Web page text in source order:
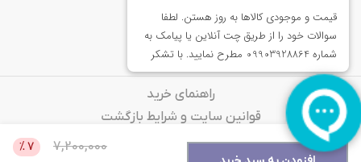
7,200,000
7
%
تماس باما
خدمات مشتریان
راهنمای خرید
قوانین سایت و شرایط بازگشت
سوالات متداول